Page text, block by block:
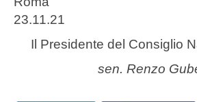
Il Presidente del Consiglio
sen. Renzo